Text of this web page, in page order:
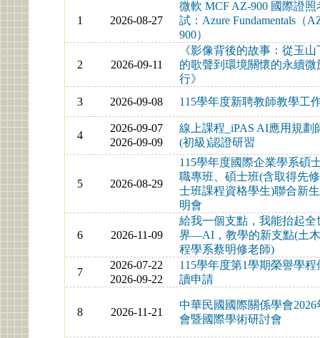
1 2026-08-27
微軟 MCF AZ-900 國際證照
試：Azure Fundamentals（
900）
2 2026-09-11
《影像背後的故事：從玉山
的歌聲到環境關懷的永續微
行》
3
2026-09-08 115學年度新聘教師教學工
4
2026-09-07
2026-09-09
線上課程_iPAS AI應用規劃
(初級)認證研習
5 2026-08-29
115學年度國際企業學系碩
職專班、碩士班(含取得先
士班課程資格學生)聯合新
明會
6 2026-11-09
給我一個支點，我能抬起全
界—AI，教學的新支點(土
程學系蔡明修老師)
7
2026-07-22
2026-09-22
115學年度第1學期榮譽學程
讀申請
8 2026-11-21
中華民國國際關係學會2026
會暨國際學術研討會